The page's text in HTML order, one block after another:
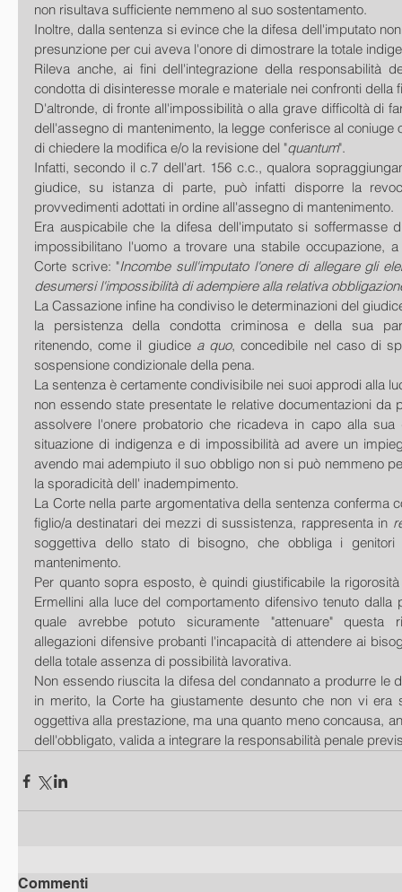
non risultava sufficiente nemmeno al suo sostentamento.
Inoltre, dalla sentenza si evince che la difesa dell'imputato
presunzione per cui aveva l'onore di dimostrare la totale
Rileva anche, ai fini dell'integrazione della responsabilità
condotta di disinteresse morale e materiale nei confronti della
D'altronde, di fronte all'impossibilità o alla grave difficoltà di
dell'assegno di mantenimento, la legge conferisce al coniuge
di chiedere la modifica e/o la revisione del "quantum".
Infatti, secondo il c.7 dell'art. 156 c.c., qualora
giudice, su istanza di parte, può infatti disporre la
provvedimenti adottati in ordine all'assegno di mantenimento.
Era auspicabile che la difesa dell'imputato si soffermasse
impossibilitano l'uomo a trovare una stabile occupazione,
Corte scrive: "Incombe sull'imputato l'onere di allegare gli
desumersi l'impossibilità di adempiere alla relativa
La Cassazione infine ha condiviso le determinazioni del
la persistenza della condotta criminosa e della sua
ritenendo, come il giudice a quo, concedibile nel caso di
sospensione condizionale della pena.
La sentenza è certamente condivisibile nei suoi approdi alla
non essendo state presentate le relative documentazioni da
assolvere l'onere probatorio che ricadeva in capo alla sua
situazione di indigenza e di impossibilità ad avere un
avendo mai adempiuto il suo obbligo non si può nemmeno
la sporadicità dell' inadempimento.
La Corte nella parte argomentativa della sentenza conferma
figlio/a destinatari dei mezzi di sussistenza, rappresenta in
soggettiva dello stato di bisogno, che obbliga i
mantenimento.
Per quanto sopra esposto, è quindi giustificabile la
Ermellini alla luce del comportamento difensivo tenuto dalla
quale avrebbe potuto sicuramente "attenuare" questa
allegazioni difensive probanti l'incapacità di attendere ai
della totale assenza di possibilità lavorativa.
Non essendo riuscita la difesa del condannato a produrre le
in merito, la Corte ha giustamente desunto che non vi era
oggettiva alla prestazione, ma una quanto meno concausa,
dell'obbligato, valida a integrare la responsabilità penale
Commenti